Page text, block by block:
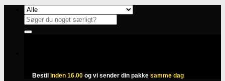
Fortsæt
indhold
Søg
efter:
Bestil inden 16.00 og vi sender din pakke samme dag